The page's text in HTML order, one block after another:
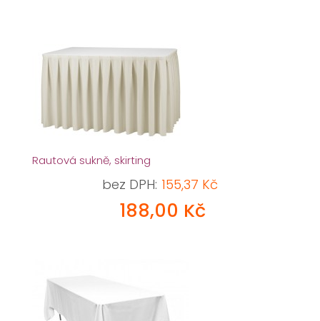
Rautová sukně, skirting
bez DPH: 155,37 Kč
188,00 Kč